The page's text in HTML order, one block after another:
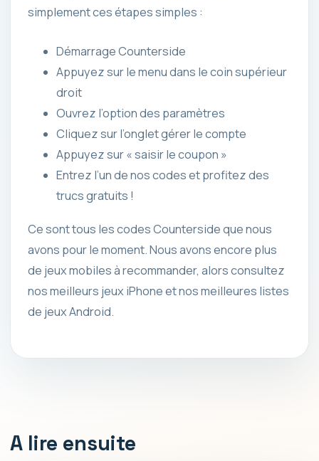
simplement ces étapes simples :
Démarrage Counterside
Appuyez sur le menu dans le coin supérieur
droit
Ouvrez l’option des paramètres
Cliquez sur l’onglet gérer le compte
Appuyez sur « saisir le coupon »
Entrez l’un de nos codes et profitez des
trucs gratuits !
Ce sont tous les codes Counterside que nous
avons pour le moment. Nous avons encore plus
de jeux mobiles à recommander, alors consultez
nos meilleurs jeux iPhone et nos meilleures listes
de jeux Android.
A lire ensuite